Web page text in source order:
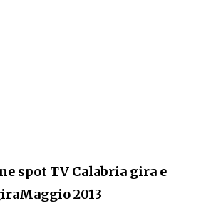
spot TV Calabria gira e
2013